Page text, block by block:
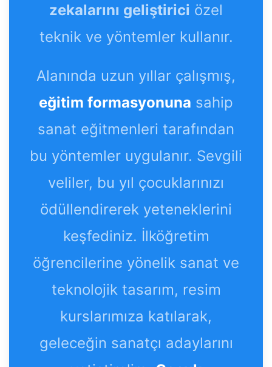
zekalarını geliştirici özel
teknik ve yöntemler kullanır.
Alanında uzun yıllar çalışmış,
eğitim formasyonuna sahip
sanat eğitmenleri tarafından
bu yöntemler uygulanır. Sevgili
veliler, bu yıl çocuklarınızı
ödüllendirerek yeteneklerini
keşfediniz. İlköğretim
öğrencilerine yönelik sanat ve
teknolojik tasarım, resim
kurslarımıza katılarak,
geleceğin sanatçı adaylarını